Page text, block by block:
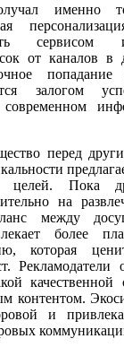
от каналов в
залогом
перед
целей. Пока
на
между
более
которая
Рекламодатели
качественной
контентом.
и